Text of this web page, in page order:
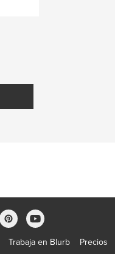
Trabaja en Blurb Precios